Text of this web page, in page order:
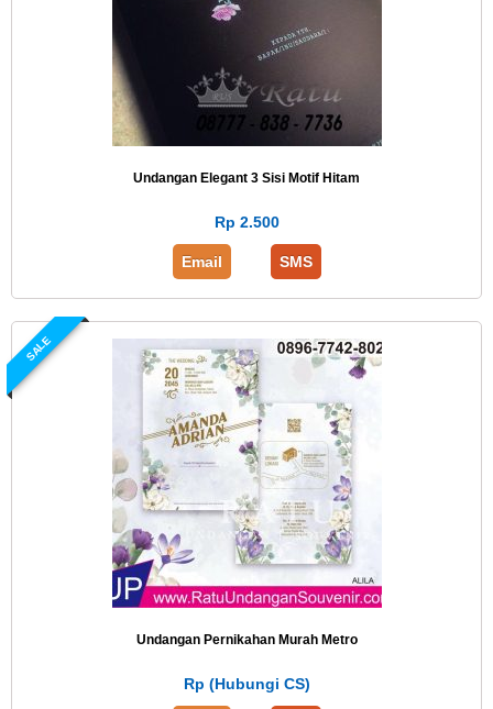
Undangan Elegant 3 Sisi Motif Hitam
Rp 2.500
Email SMS
SALE
Undangan Pernikahan Murah Metro
Rp (Hubungi CS)